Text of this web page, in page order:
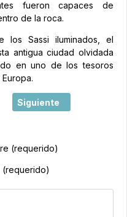
fueron capaces de
de la roca.
Sassi iluminados, el
antigua ciudad olvidada
en uno de los tesoros
Artículo siguiente: Italia
Siguiente
(requerido)
(requerido)